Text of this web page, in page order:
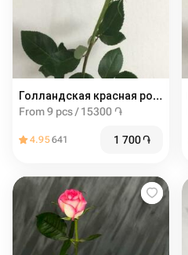
Голландская красная роза 60 см
From 9 pcs / 15300 ֏
4.95641 1 700֏